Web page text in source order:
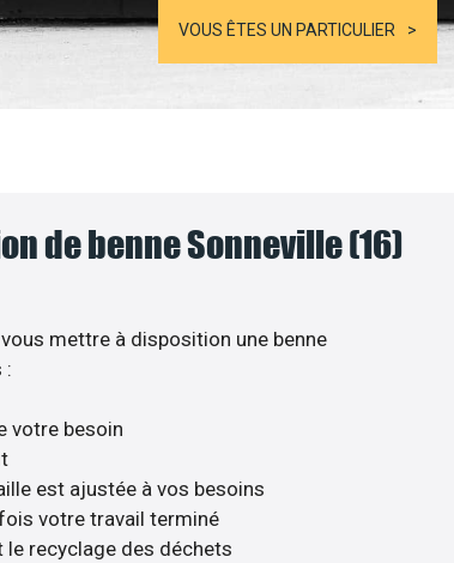
VOUS ÊTES UN PARTICULIER
de benne Sonneville (16)
mettre à disposition une benne
:
votre besoin
est ajustée à vos besoins
votre travail terminé
recyclage des déchets